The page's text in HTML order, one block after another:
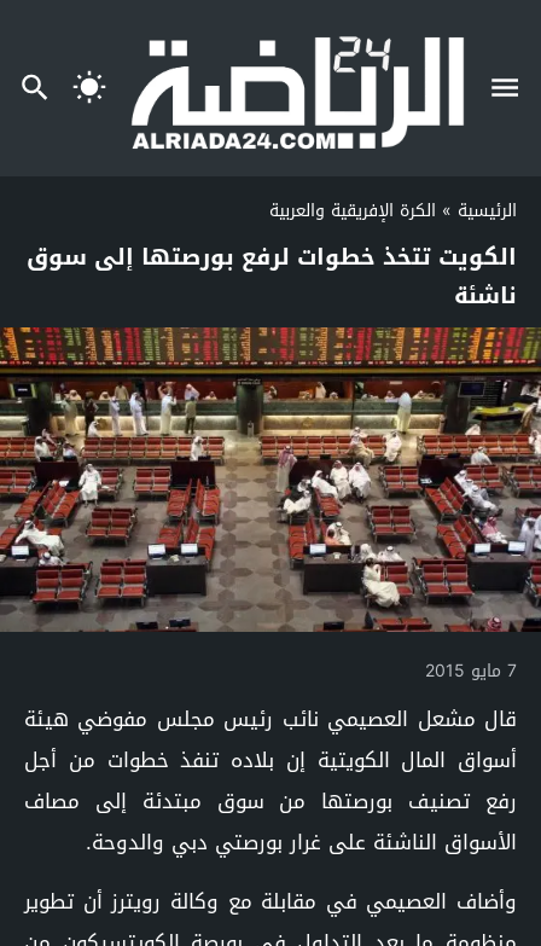
الرئيسية » الكرة الإفريقية والعربية
الكويت تتخذ خطوات لرفع بورصتها إلى سوق
ناشئة
7 مايو 2015
قال مشعل العصيمي نائب رئيس مجلس مفوضي هيئة
أسواق المال الكويتية إن بلاده تنفذ خطوات من أجل
رفع تصنيف بورصتها من سوق مبتدئة إلى مصاف
الأسواق الناشئة على غرار بورصتي دبي والدوحة.
وأضاف العصيمي في مقابلة مع وكالة رويترز أن تطوير